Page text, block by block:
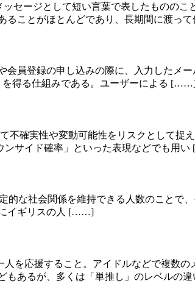
セージとして短い言葉で表したものの
ることがほとんどであり、長期間に渡っ
会員登録の申し込みの際に、入力したメ
を得る仕組みである。ユーザーによる
不確実性や変動可能性をリスクとして
ンサイド確率」といった表現などでも用
的な社会関係を維持できる人数のこと
にイギリスの人 [……]
を応援すること。アイドルなどで複数
もあるが、多くは「単推し」のレベルの